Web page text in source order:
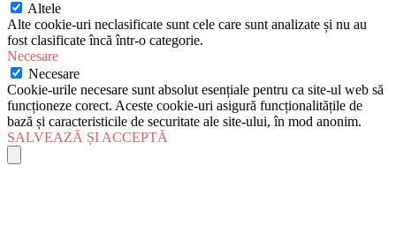
Altele
Alte cookie-uri neclasificate sunt cele care sunt analizate și nu au
fost clasificate încă într-o categorie.
Necesare
Necesare
Cookie-urile necesare sunt absolut esențiale pentru ca site-ul web să
funcționeze corect. Aceste cookie-uri asigură funcționalitățile de
bază și caracteristicile de securitate ale site-ului, în mod anonim.
SALVEAZĂ ȘI ACCEPTĂ